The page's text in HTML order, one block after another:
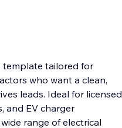
template tailored for
who want a clean,
leads. Ideal for licensed
and EV charger
range of electrical